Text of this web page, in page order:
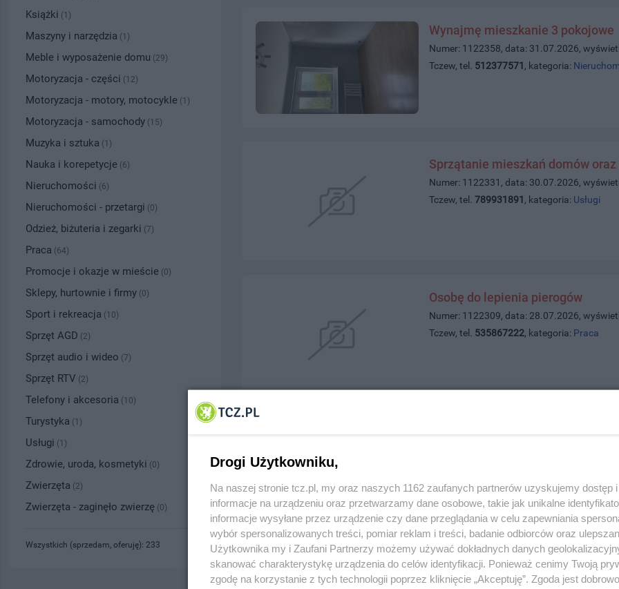
Wynajmę mieszkanie 3 pokojowe
Numer: 1122358, data: 31.07.2026,
Tczew, tel. 512377571 , kategoria:
Sprzątanie mieszkań domów
Numer: 1122331, data: 30.07.2026,
Tczew, tel.789931891, kategoria: Usługi
Osobę do lepienia pierogów
Numer: 1122309, data: 28.07.2026,
Tczew, tel. 535867222, kategoria: Praca
Sprzedam Opel Meriva
Numer: 1122265, data: 27.07.2026,
Książki (1)
Maszyny i narzędzia (1)
Meble i wyposażenie domu (29)
Motoryzacja - części (12)
Motoryzacja - motory, motocykle (1)
Motoryzacja - samochody (15)
Muzyka i sztuka (1)
Nauka i korepetycje (6)
Nieruchomości (6)
Nieruchomości - przetargi (0)
Odzież, biżuteria i zegarki (7)
Praca (64)
Promocje i okazje w mieście (0)
Sklepy, hurtownie i firmy (0)
Sport i rekreacja (10)
Sprzęt AGD (2)
Sprzęt audio i wideo (7)
Sprzęt RTV (2)
Telefony i akcesoria (10)
Turystyka (1)
Usługi (1)
Zdrowie, uroda, kosmetyki (0)
Zwierzęta (2)
Zwierzęta - zaginęło zwierzę (0)
Wszystkich (sprzedam, oferuję): 233
Drogi Użytkowniku,
Na naszej stronie tcz.pl, my oraz naszych 1162 zaufanych partnerów uzyskujemy dostęp
informacje na urządzeniu oraz przetwarzamy dane osobowe, takie jak unikalne
informacje wysyłane przez urządzenie czy dane przeglądania w celu zapewniania
wybór spersonalizowanych treści, pomiar reklam i treści, badanie odbiorców oraz
Użytkownika my i Zaufani Partnerzy możemy używać dokładnych danych
skanować charakterystykę urządzenia do celów identyfikacji. Ponieważ cenimy Twoją
zgodę na korzystanie z tych technologii poprzez kliknięcie „Akceptuję”. Zgoda jest